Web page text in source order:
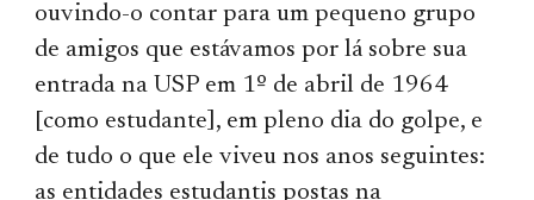
ouvindo-o contar para um pequeno grupo
de amigos que estávamos por lá sobre sua
entrada na USP em 1º de abril de 1964
[como estudante], em pleno dia do golpe, e
de tudo o que ele viveu nos anos seguintes:
as entidades estudantis postas na